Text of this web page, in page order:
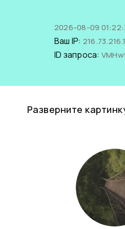
2026-08-09
Ваш IP:
ID запроса:
Разверните